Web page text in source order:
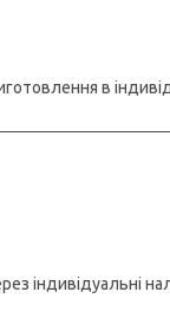
в
індивідуальні